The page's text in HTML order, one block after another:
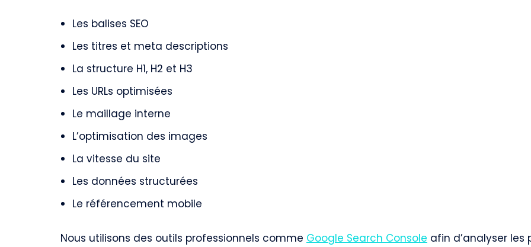
Les balises SEO
Les titres et meta descriptions
La structure H1, H2 et H3
Les URLs optimisées
Le maillage interne
L’optimisation des images
La vitesse du site
Les données structurées
Le référencement mobile
Nous utilisons des outils professionnels comme Google Search Console afin d’analyser les